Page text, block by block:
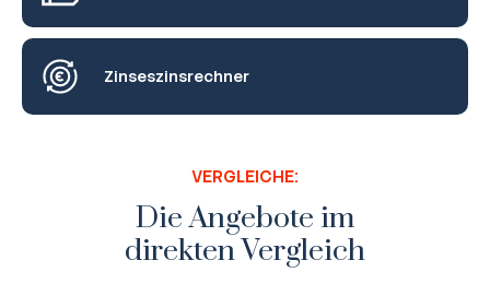
Zinseszinsrechner
VERGLEICHE:
Die Angebote im
direkten Vergleich